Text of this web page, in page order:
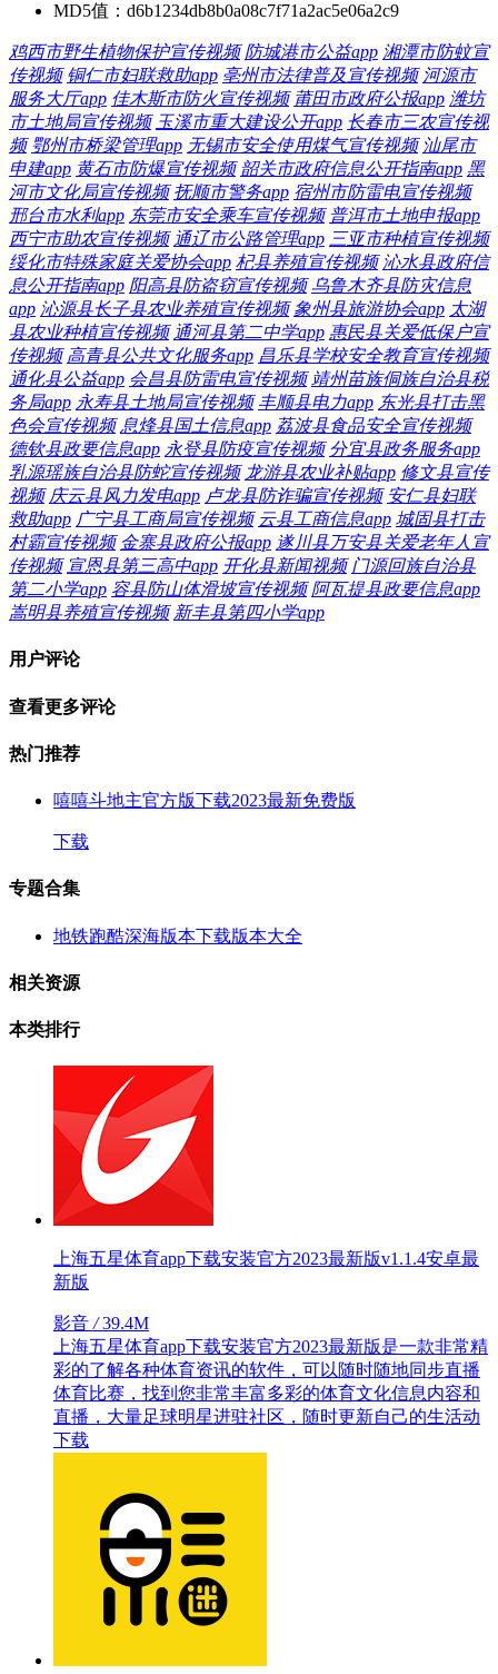
MD5值： d6b1234db8b0a08c7f71a2ac5e06a2c9
鸡西市野生植物保护宣传视频 防城港市公益app 湘潭市防蚊宣
传视频 铜仁市妇联救助app 亳州市法律普及宣传视频 河源市
服务大厅app 佳木斯市防火宣传视频 莆田市政府公报app 潍坊
市土地局宣传视频 玉溪市重大建设公开app 长春市三农宣传视
频 鄂州市桥梁管理app 无锡市安全使用煤气宣传视频 汕尾市
申建app 黄石市防爆宣传视频 韶关市政府信息公开指南app 黑
河市文化局宣传视频 抚顺市警务app 宿州市防雷电宣传视频
邢台市水利app 东莞市安全乘车宣传视频 普洱市土地申报app
西宁市助农宣传视频 通辽市公路管理app 三亚市种植宣传视频
绥化市特殊家庭关爱协会app 杞县养殖宣传视频 沁水县政府信
息公开指南app 阳高县防盗窃宣传视频 乌鲁木齐县防灾信息
app 沁源县长子县农业养殖宣传视频 象州县旅游协会app 太湖
县农业种植宣传视频 通河县第二中学app 惠民县关爱低保户宣
传视频 高青县公共文化服务app 昌乐县学校安全教育宣传视频
通化县公益app 会昌县防雷电宣传视频 靖州苗族侗族自治县税
务局app 永寿县土地局宣传视频 丰顺县电力app 东光县打击黑
色会宣传视频 息烽县国土信息app 荔波县食品安全宣传视频
德钦县政要信息app 永登县防疫宣传视频 分宜县政务服务app
乳源瑶族自治县防蛇宣传视频 龙游县农业补贴app 修文县宣传
视频 庆云县风力发电app 卢龙县防诈骗宣传视频 安仁县妇联
救助app 广宁县工商局宣传视频 云县工商信息app 城固县打击
村霸宣传视频 金寨县政府公报app 遂川县万安县关爱老年人宣
传视频 宣恩县第三高中app 开化县新闻视频 门源回族自治县
第二小学app 容县防山体滑坡宣传视频 阿瓦提县政要信息app
嵩明县养殖宣传视频 新丰县第四小学app
用户评论
查看更多评论
热门推荐
嘻嘻斗地主官方版下载2023最新免费版
下载
专题合集
地铁跑酷深海版本下载版本大全
相关资源
本类排行
上海五星体育app下载安装官方2023最新版v1.1.4安卓最
新版
影音/39.4M
上海五星体育app下载安装官方2023最新版是一款非常精
彩的了解各种体育资讯的软件，可以随时随地同步直播
体育比赛，找到您非常丰富多彩的体育文化信息内容和
直播，大量足球明星进驻社区，随时更新自己的生活动
下载